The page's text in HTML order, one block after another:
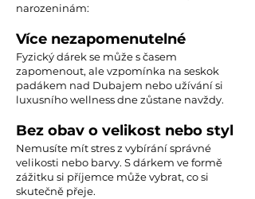
narozeninám:
Více nezapomenutelné
Fyzický dárek se může s časem
zapomenout, ale vzpomínka na seskok
padákem nad Dubajem nebo užívání si
luxusního wellness dne zůstane navždy.
Bez obav o velikost nebo styl
Nemusíte mít stres z vybírání správné
velikosti nebo barvy. S dárkem ve formě
zážitku si příjemce může vybrat, co si
skutečně přeje.